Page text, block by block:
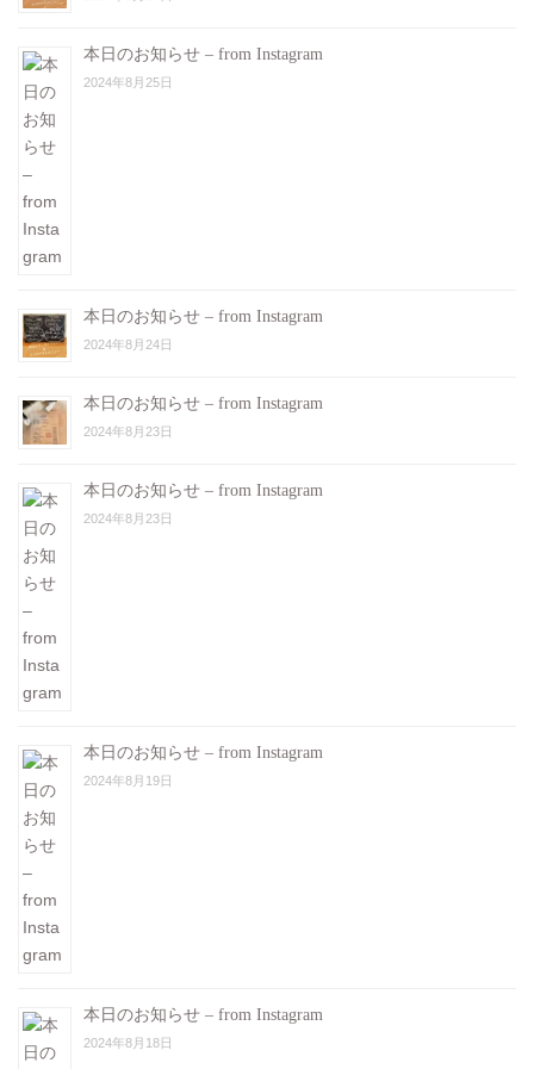
本日のお知らせ – from Instagram
2024年8月25日
本日のお知らせ – from Instagram
2024年8月24日
本日のお知らせ – from Instagram
2024年8月23日
本日のお知らせ – from Instagram
2024年8月23日
本日のお知らせ – from Instagram
2024年8月19日
本日のお知らせ – from Instagram
2024年8月18日